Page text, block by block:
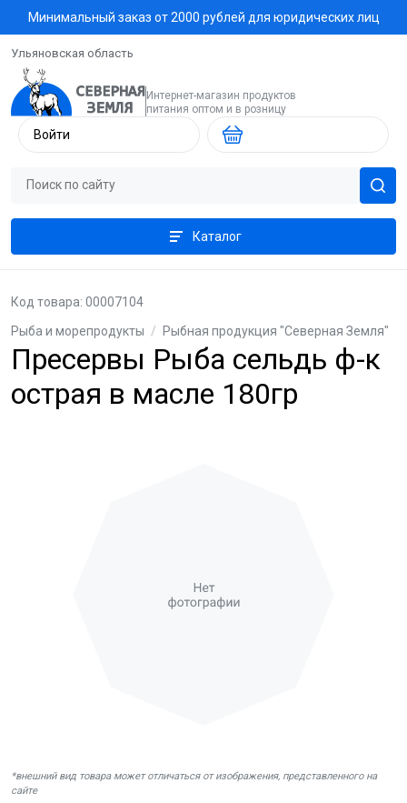
Минимальный заказ от 2000 рублей для юридических лиц
Ульяновская область
Интернет-магазин продуктов
питания оптом и в розницу
Войти
Каталог
Рыба и морепродукты / Рыбная продукция "Северная Земля"
Пресервы Рыба сельдь ф-к
острая в масле 180гр
Код товара: 00007104
*внешний вид товара может отличаться от изображения, представленного на
сайте